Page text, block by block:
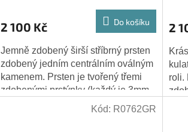
2 100 Kč Do košíku
Jemně zdobený širší stříbrný prsten
zdobený jedním centrálním oválným
kamenem. Prsten je tvořený třemi
zdobenými prstýnky (každý je 3mm
široký), které jsou v zadní části...
2
roli.
Kód: R0762GR